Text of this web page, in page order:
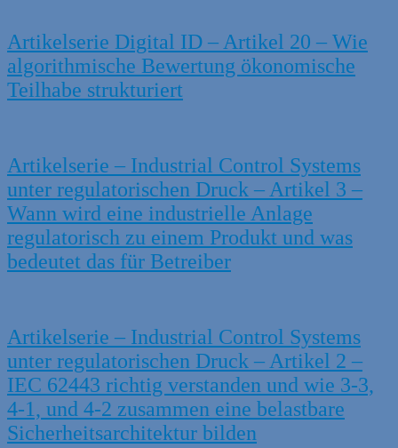
Artikelserie Digital ID – Artikel 20 – Wie
algorithmische Bewertung ökonomische
Teilhabe strukturiert
Artikelserie – Industrial Control Systems
unter regulatorischen Druck – Artikel 3 –
Wann wird eine industrielle Anlage
regulatorisch zu einem Produkt und was
bedeutet das für Betreiber
Artikelserie – Industrial Control Systems
unter regulatorischen Druck – Artikel 2 –
IEC 62443 richtig verstanden und wie 3-3,
4-1, und 4-2 zusammen eine belastbare
Sicherheitsarchitektur bilden